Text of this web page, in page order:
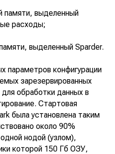
памяти, выделенный
расходы;
выделенный Sparder.
параметров конфигурации
зарезервированных
обработки данных в
Стартовая
была установлена таким
около 90%
нодой (узлом),
которой 150 Гб ОЗУ,